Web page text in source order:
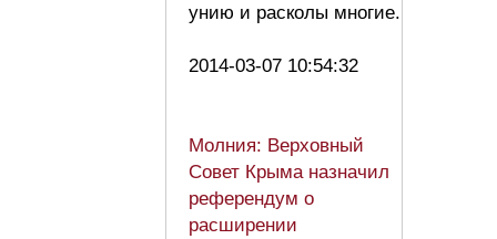
унию и расколы многие.
2014-03-07 10:54:32
Молния: Верховный
Совет Крыма назначил
референдум о
расширении